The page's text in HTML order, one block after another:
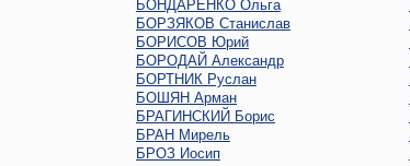
БОНДАРЕНКО Ольга
БОРЗЯКОВ Станислав
БОРИСОВ Юрий
БОРОДАЙ Александр
БОРТНИК Руслан
БОШЯН Арман
БРАГИНСКИЙ Борис
БРАН Мирель
БРОЗ Иосип